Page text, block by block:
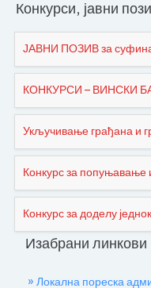
Конкурси, јавни
ЈАВНИ ПОЗИВ за
КОНКУРСИ – ВИНСКИ
Укључивање грађана и
Конкурс за попуњавање
Конкурс за доделу
Изабрани линкови
» Локална пореска